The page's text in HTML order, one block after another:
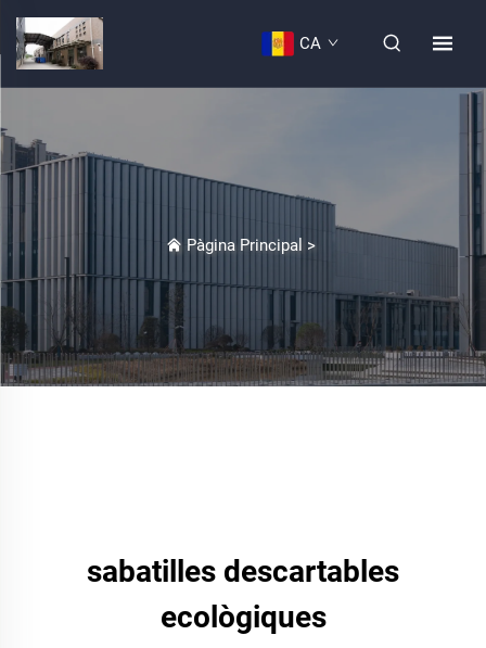
CA
Pàgina Principal >
sabatilles descartables
ecològiques